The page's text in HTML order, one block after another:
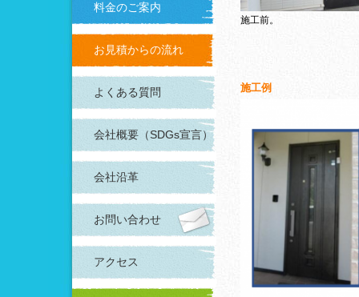
料金のご案内
お見積からの流れ
よくある質問
会社概要（SDGs宣言）
会社沿革
お問い合わせ
アクセス
施工前。
施工例